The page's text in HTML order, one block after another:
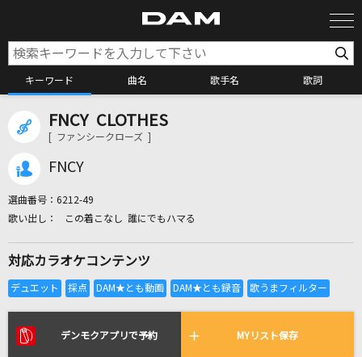
キーワード 曲名 歌手名 歌詞
カラオケ検索
全国りれき
リアルタイムで歌われている曲の一覧
FNCY CLOTHES
[ ファンシークローズ ]
FNCY
選曲番号： 6212-49
この着こなし 誰にでもハマる
対応カラオケコンテンツ
デンモクアプリで予約 MYリスト保存